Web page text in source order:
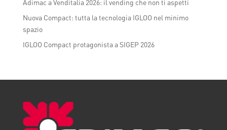
Nuova Compact: tutta la tecnologia IGLOO nel minimo
spazio
IGLOO Compact protagonista a SIGEP 2026